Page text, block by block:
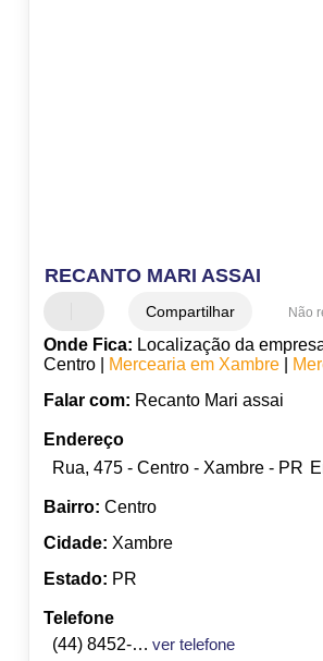
RECANTO MARI ASSAI
Compartilhar Não
Onde Fica: Localização da
Centro |
Mercearia em Xambre|
Falar com: Recanto Mari assai
Endereço
Rua, 475 - Centro - Xambre - PR
Bairro: Centro
Cidade: Xambre
Estado: PR
Telefone
(44) 8452-4656
ver telefone